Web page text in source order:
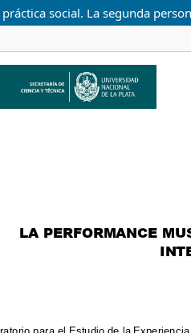
social. La segunda